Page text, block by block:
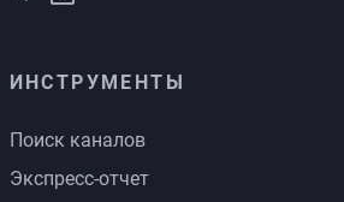
ИНСТРУМЕНТЫ
Поиск каналов
Экспресс-отчет